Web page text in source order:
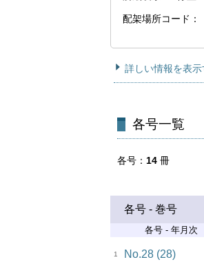
配架場所コード
詳しい情報を表示
各号一覧
各号 14 冊
各号 - 巻号
各号 - 年月次
1 No.28 (28)